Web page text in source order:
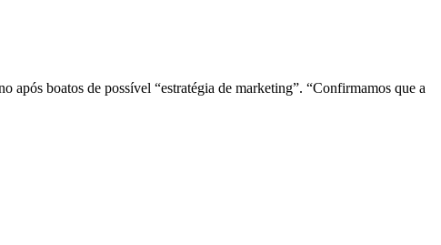
boatos de possível “estratégia de marketing”. “Confirmamos que a